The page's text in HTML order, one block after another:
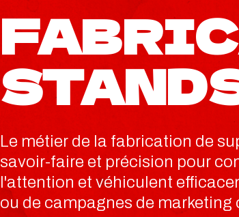
Le métier de la fabrication de
savoir-faire et précision pour
l'attention et véhiculent
ou de campagnes de